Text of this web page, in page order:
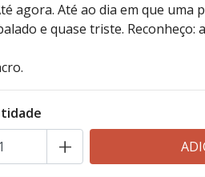
agora. Até ao dia em que uma
e quase triste.
+